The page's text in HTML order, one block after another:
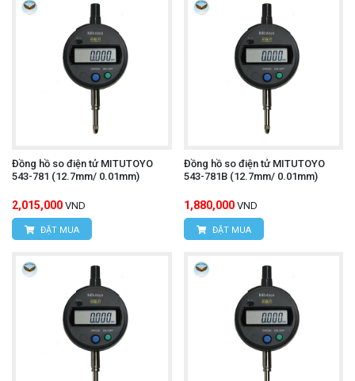
Đồng hồ so điện tử MITUTOYO
543-781 (12.7mm/ 0.01mm)
2,015,000 VND
ĐẶT MUA
Đồng hồ so điện tử MITUTOYO
543-781B (12.7mm/ 0.01mm)
1,880,000 VND
ĐẶT MUA